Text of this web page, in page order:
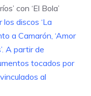
con ‘El Bola’
discos ‘La
a Camarón, ‘Amor
A partir de
tocados por
al